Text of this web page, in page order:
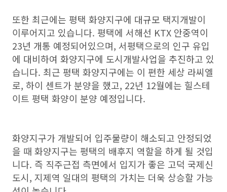
또한 최근에는 평택 화양지구에 대규모 택지개발이
이루어지고 있습니다. 평택에 서해선 KTX 안중역이
23년 개통 예정되어있으며, 서평택으로의 인구 유입
에 대비하여 화양지구에 도시개발사업을 추진하고 있
습니다. 최근 평택 화양지구에는 이 편한 세상 라씨엘
로, 하이 센트가 분양을 했고, 22년 12월에는 힐스테
이트 평택 화양이 분양 예정입니다.
화양지구가 개발되어 입주물량이 해소되고 안정되었
을 때 화양지구는 평택의 배후지 역할을 하게 될 것입
니다. 즉 직주근접 측면에서 입지가 좋은 고덕 국제신
도시, 지제역 일대의 평택의 가치는 더욱 상승할 가능